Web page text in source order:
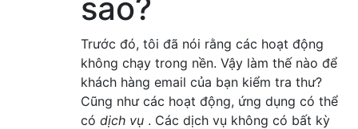
sao?
Trước đó, tôi đã nói rằng các hoạt động
không chạy trong nền. Vậy làm thế nào để
khách hàng email của bạn kiểm tra thư?
Cũng như các hoạt động, ứng dụng có thể
có dịch vụ . Các dịch vụ không có bất kỳ